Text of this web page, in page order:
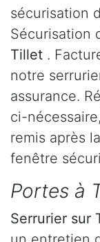
sécurisation
Sécurisation
Tillet .
notre
assurance.
ci-
remis après
fenêtre
Portes à
Serrurier sur